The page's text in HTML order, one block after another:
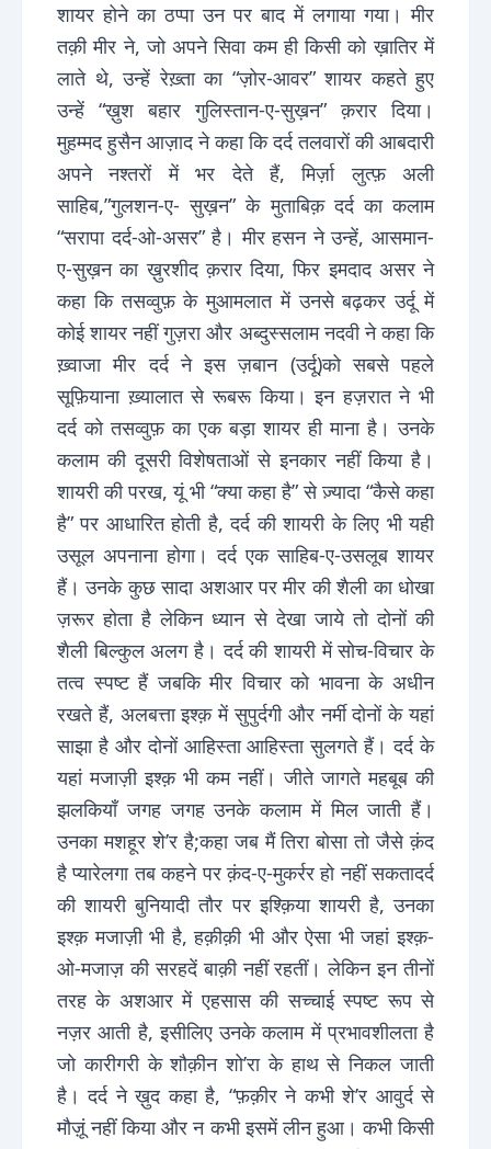
शायर होने का ठप्पा उन पर बाद में लगाया गया। मीर
तक़ी मीर ने, जो अपने सिवा कम ही किसी को ख़ातिर में
लाते थे, उन्हें रेख़्ता का “ज़ोर-आवर” शायर कहते हुए
उन्हें “ख़ुश बहार गुलिस्तान-ए-सुख़न” क़रार दिया।
मुहम्मद हुसैन आज़ाद ने कहा कि दर्द तलवारों की आबदारी
अपने नश्तरों में भर देते हैं, मिर्ज़ा लुत्फ़ अली
साहिब,”गुलशन-ए- सुख़न” के मुताबिक़ दर्द का कलाम
“सरापा दर्द-ओ-असर” है। मीर हसन ने उन्हें, आसमान-
ए-सुख़न का ख़ुरशीद क़रार दिया, फिर इमदाद असर ने
कहा कि तसव्वुफ़ के मुआमलात में उनसे बढ़कर उर्दू में
कोई शायर नहीं गुज़रा और अब्दुस्सलाम नदवी ने कहा कि
ख़्वाजा मीर दर्द ने इस ज़बान (उर्दू)को सबसे पहले
सूफ़ियाना ख़्यालात से रूबरू किया। इन हज़रात ने भी
दर्द को तसव्वुफ़ का एक बड़ा शायर ही माना है। उनके
कलाम की दूसरी विशेषताओं से इनकार नहीं किया है।
शायरी की परख, यूं भी “क्या कहा है” से ज़्यादा “कैसे कहा
है” पर आधारित होती है, दर्द की शायरी के लिए भी यही
उसूल अपनाना होगा। दर्द एक साहिब-ए-उसलूब शायर
हैं। उनके कुछ सादा अशआर पर मीर की शैली का धोखा
ज़रूर होता है लेकिन ध्यान से देखा जाये तो दोनों की
शैली बिल्कुल अलग है। दर्द की शायरी में सोच-विचार के
तत्व स्पष्ट हैं जबकि मीर विचार को भावना के अधीन
रखते हैं, अलबत्ता इश्क़ में सुपुर्दगी और नर्मी दोनों के यहां
साझा है और दोनों आहिस्ता आहिस्ता सुलगते हैं। दर्द के
यहां मजाज़ी इश्क़ भी कम नहीं। जीते जागते महबूब की
झलकियाँ जगह जगह उनके कलाम में मिल जाती हैं।
उनका मशहूर शे’र है;कहा जब मैं तिरा बोसा तो जैसे क़ंद
है प्यारेलगा तब कहने पर क़ंद-ए-मुकर्रर हो नहीं सकतादर्द
की शायरी बुनियादी तौर पर इश्क़िया शायरी है, उनका
इश्क़ मजाज़ी भी है, हक़ीक़ी भी और ऐसा भी जहां इश्क़-
ओ-मजाज़ की सरहदें बाक़ी नहीं रहतीं। लेकिन इन तीनों
तरह के अशआर में एहसास की सच्चाई स्पष्ट रूप से
नज़र आती है, इसीलिए उनके कलाम में प्रभावशीलता है
जो कारीगरी के शौक़ीन शो’रा के हाथ से निकल जाती
है। दर्द ने ख़ुद कहा है, “फ़क़ीर ने कभी शे’र आवुर्द से
मौज़ूं नहीं किया और न कभी इसमें लीन हुआ। कभी किसी